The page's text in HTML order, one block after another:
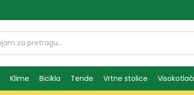
Klime Bicikla Tende Vrtne stolice